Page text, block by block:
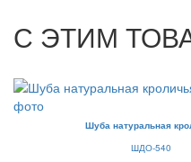
С ЭТИМ
Шуба натуральная
ШДО-540